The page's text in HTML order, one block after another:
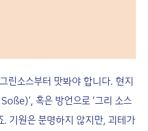
린소스부터 맛봐야 합니다. 현지
혹은 방언으로 ‘그리 소스
기원은 분명하지 않지만, 괴테가